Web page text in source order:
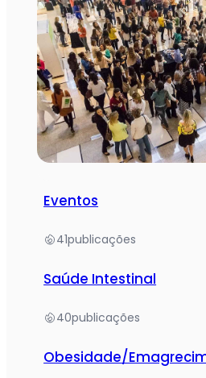
Eventos
41publicações
Saúde Intestinal
40publicações
Obesidade/